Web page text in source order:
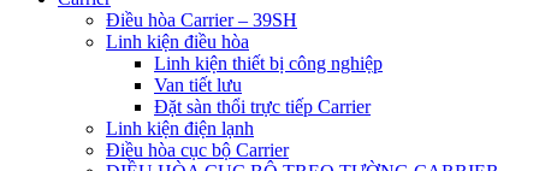
Điều hòa Carrier – 39SH
Linh kiện điều hòa
Linh kiện thiết bị công nghiệp
Van tiết lưu
Đặt sàn thổi trực tiếp Carrier
Linh kiện điện lạnh
Điều hòa cục bộ Carrier